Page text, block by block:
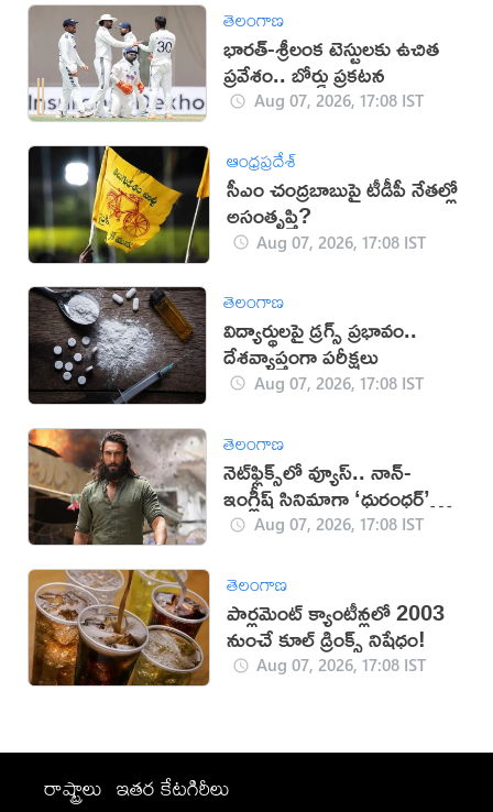
తెలంగాణ
భారత్-శ్రీలంక టెస్టులకు ఉచిత
ప్రవేశం.. బోర్డు ప్రకటన
Aug 07, 2026, 17:08 IST
ఆంధ్రప్రదేశ్
సీఎం చంద్రబాబుపై టీడీపీ నేతల్లో
అసంతృప్తి?
Aug 07, 2026, 17:08 IST
తెలంగాణ
విద్యార్థులపై డ్రగ్స్ ప్రభావం..
దేశవ్యాప్తంగా పరీక్షలు
Aug 07, 2026, 17:08 IST
తెలంగాణ
నెట్‌ఫ్లిక్స్‌లో వ్యూస్.. నాన్-
ఇంగ్లీష్ సినిమాగా ‘ధురంధర్’
రికార్డుAug 07, 2026, 17:08 IST
తెలంగాణ
పార్లమెంట్ క్యాంటీన్లలో 2003
నుంచే కూల్ డ్రింక్స్ నిషేధం!
Aug 07, 2026, 17:08 IST
రాష్ట్రాలు ఇతర కేటగిరీలు